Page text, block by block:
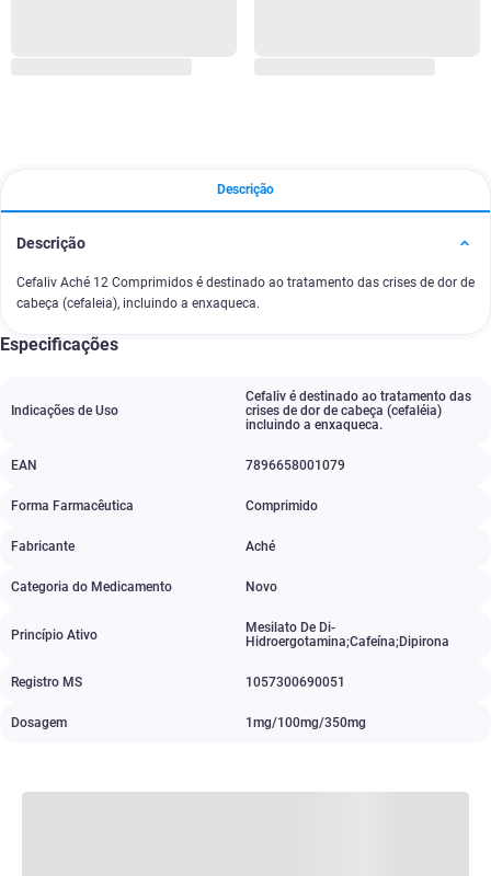
Descrição
Descrição
Cefaliv Aché 12 Comprimidos é destinado ao tratamento das crises de dor de
cabeça (cefaleia), incluindo a enxaqueca.
Especificações
Indicações de Uso
Cefaliv é destinado ao tratamento das
crises de dor de cabeça (cefaléia)
incluindo a enxaqueca.
EAN 7896658001079
Forma Farmacêutica Comprimido
Fabricante Aché
Categoria do Medicamento Novo
Princípio Ativo
Mesilato De Di-
Hidroergotamina;Cafeína;Dipirona
Registro MS 1057300690051
Dosagem 1mg/100mg/350mg